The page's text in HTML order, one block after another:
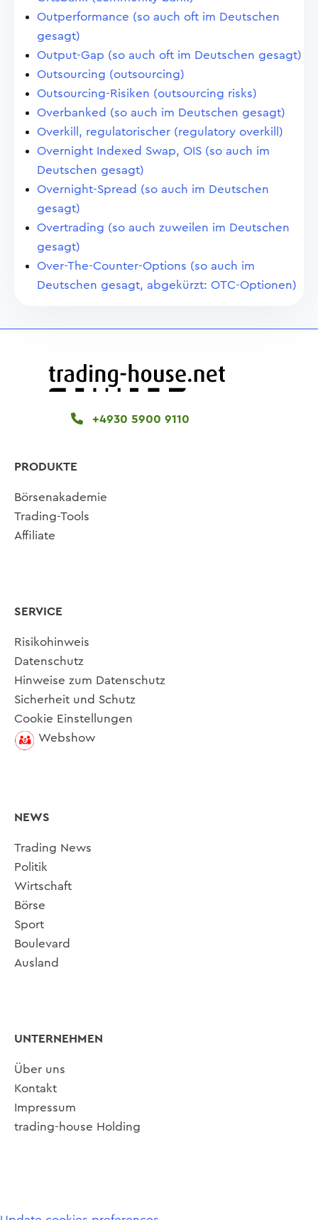
Outperformance (so auch oft im Deutschen
gesagt)
Output-Gap (so auch oft im Deutschen gesagt)
Outsourcing (outsourcing)
Outsourcing-Risiken (outsourcing risks)
Overbanked (so auch im Deutschen gesagt)
Overkill, regulatorischer (regulatory overkill)
Overnight Indexed Swap, OIS (so auch im
Deutschen gesagt)
Overnight-Spread (so auch im Deutschen
gesagt)
Overtrading (so auch zuweilen im Deutschen
gesagt)
Over-The-Counter-Options (so auch im
Deutschen gesagt, abgekürzt: OTC-Optionen)
+4930 5900 9110
PRODUKTE
Börsenakademie
Trading-Tools
Affiliate
SERVICE
Risikohinweis
Datenschutz
Hinweise zum Datenschutz
Sicherheit und Schutz
Cookie Einstellungen
Webshow
NEWS
Trading News
Politik
Wirtschaft
Börse
Sport
Boulevard
Ausland
UNTERNEHMEN
Über uns
Kontakt
Impressum
trading-house Holding